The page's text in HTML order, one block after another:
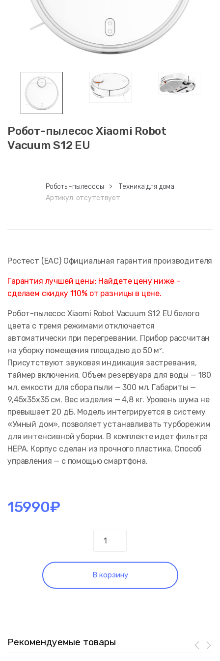
Робот-пылесос Xiaomi Robot
Vacuum S12 EU
Роботы-пылесосы >
Техника для дома
Артикул: отсутствует
Ростест (EAC) Официальная гарантия производителя
Гарантия лучшей цены: Найдете цену ниже –
сделаем скидку 110% от разницы в цене.
Робот-пылесос Xiaomi Robot Vacuum S12 EU белого
цвета с тремя режимами отключается
автоматически при перегревании. Прибор рассчитан
на уборку помещения площадью до 50 м².
Присутствуют звуковая индикация застревания,
таймер включения. Объем резервуара для воды — 180
мл, емкости для сбора пыли — 300 мл. Габариты —
9,45х35х35 см. Вес изделия — 4,8 кг. Уровень шума не
превышает 20 дБ. Модель интегрируется в систему
«Умный дом», позволяет устанавливать турборежим
для интенсивной уборки. В комплекте идет фильтра
HEPA. Корпус сделан из прочного пластика. Способ
управления — с помощью смартфона.
15990₽
пылесос
Xiaomi
В корзину
Рекомендуемые товары